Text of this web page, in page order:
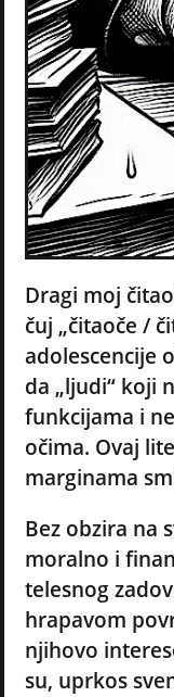
Dragi moj
čuj „čitaoče /
adolescencije
da „ljudi“ koji
funkcijama i
očima. Ovaj
marginama
Bez obzira na
moralno i
telesnog
hrapavom
njihovo
su, uprkos